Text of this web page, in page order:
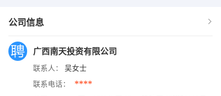
公司信息
广西南天投资有限公司
联系人： 吴女士
联系电话： ****